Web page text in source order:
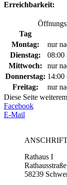
Erreichbarkeit:
Tag
Montag:
nur
Dienstag:
08:00
Mittwoch:
nur
Donnerstag: 14:00
Freitag:
nur
Diese Seite
Facebook
E-Mail
Rathaus I
58239